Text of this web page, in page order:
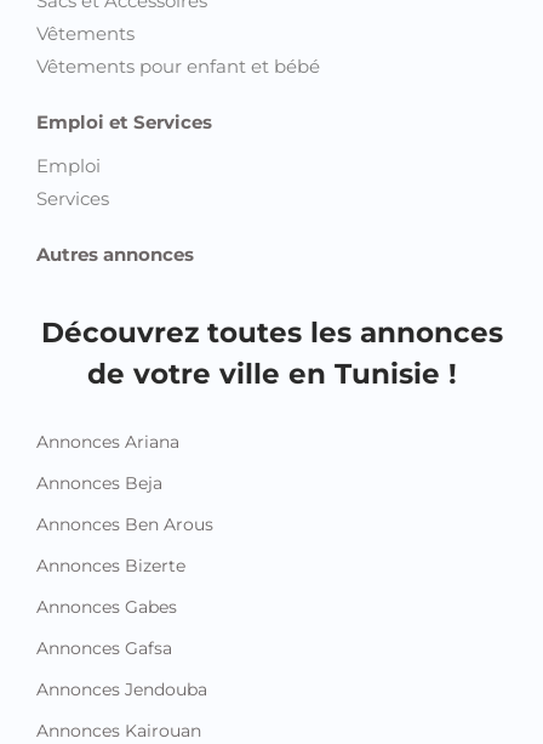
Vêtements
Vêtements pour enfant et bébé
Emploi et Services
Emploi
Services
Autres annonces
Découvrez toutes les annonces
de votre ville en Tunisie !
Annonces Ariana
Annonces Beja
Annonces Ben Arous
Annonces Bizerte
Annonces Gabes
Annonces Gafsa
Annonces Jendouba
Annonces Kairouan